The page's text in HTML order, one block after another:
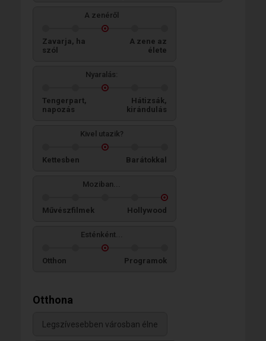
A zenéről
Zavarja, ha
szól
A zene az
élete
Nyaralás:
Tengerpart,
napozás
Hátizsák,
kirándulás
Kivel utazik?
Kettesben Barátokkal
Moziban...
Művészfilmek Hollywood
Esténként...
Otthon Programok
Otthona
Legszívesebben városban élne